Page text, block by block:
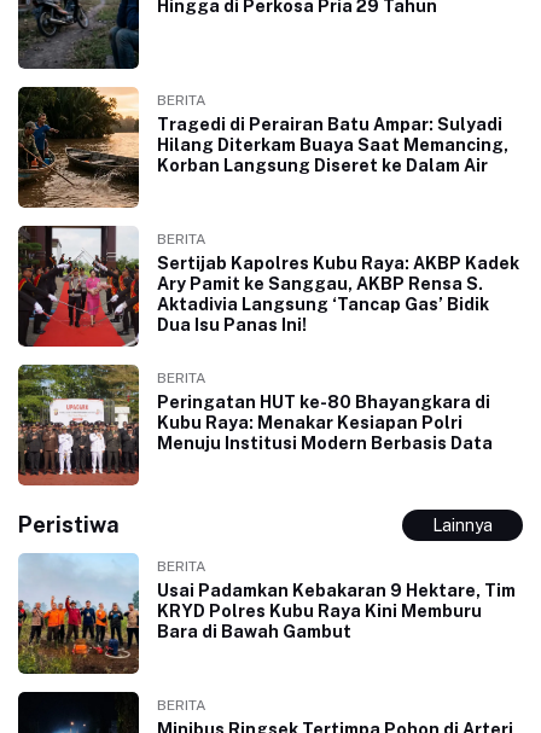
Hingga di Perkosa Pria 29 Tahun
BERITA
Tragedi di Perairan Batu Ampar: Sulyadi
Hilang Diterkam Buaya Saat Memancing,
Korban Langsung Diseret ke Dalam Air
BERITA
Sertijab Kapolres Kubu Raya: AKBP Kadek
Ary Pamit ke Sanggau, AKBP Rensa S.
Aktadivia Langsung ‘Tancap Gas’ Bidik
Dua Isu Panas Ini!
BERITA
Peringatan HUT ke-80 Bhayangkara di
Kubu Raya: Menakar Kesiapan Polri
Menuju Institusi Modern Berbasis Data
Peristiwa Lainnya
BERITA
Usai Padamkan Kebakaran 9 Hektare, Tim
KRYD Polres Kubu Raya Kini Memburu
Bara di Bawah Gambut
BERITA
Minibus Ringsek Tertimpa Pohon di Arteri